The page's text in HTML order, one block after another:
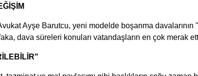
Ayşe Barutcu, yeni modelde boşanma davalarının
dava süreleri konuları vatandaşların en çok merak